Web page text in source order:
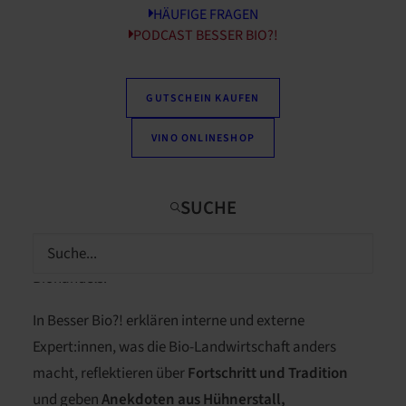
HÄUFIGE FRAGEN
PODCAST BESSER BIO?!
GUTSCHEIN KAUFEN
VINO ONLINESHOP
auf Bio-Lebensmitteln nicht auch hin und wieder
auf dem Acker zu viel Platz braucht und dem
Geldbeutel zu viel abverlangt?
Diese Fragen stellen sich viele, bevor sie zum Bio-
das seit über 35 Jahren ausschließlich Bio-
nur die Theorie, sondern auch die Praxis
Biohandels.
In Besser Bio?! erklären interne und externe
Expert:innen, was die Bio-Landwirtschaft anders
macht, reflektieren überFortschritt und Tradition
und gebenAnekdoten aus Hühnerstall,